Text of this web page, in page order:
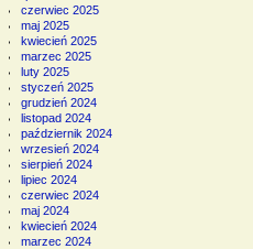
czerwiec 2025
maj 2025
kwiecień 2025
marzec 2025
luty 2025
styczeń 2025
grudzień 2024
listopad 2024
październik 2024
wrzesień 2024
sierpień 2024
lipiec 2024
czerwiec 2024
maj 2024
kwiecień 2024
marzec 2024